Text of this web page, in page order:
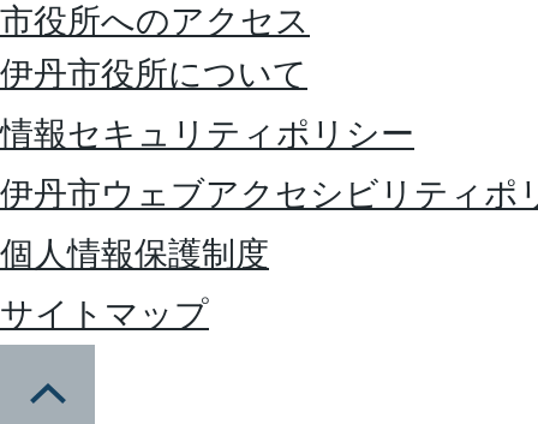
市役所へのアクセス
伊丹市役所について
情報セキュリティポリシー
伊丹市ウェブアクセシビリティポ
個人情報保護制度
サイトマップ